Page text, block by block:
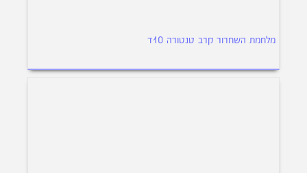
מלחמת השחרור קרב טנטורה 10ד